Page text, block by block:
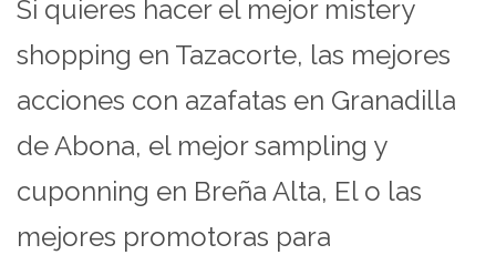
Si quieres hacer el mejor mistery
shopping en Tazacorte, las mejores
acciones con azafatas en Granadilla
de Abona, el mejor sampling y
cuponning en Breña Alta, El o las
mejores promotoras para